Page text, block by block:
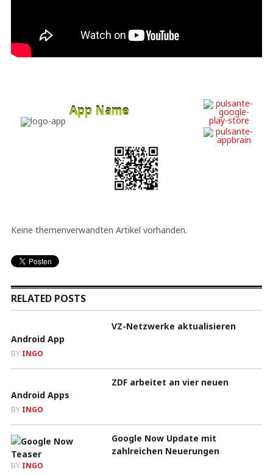
App Name
Keine themenverwandten Artikel vorhanden.
RELATED POSTS
VZ-Netzwerke aktualisieren
Android App
BY INGO
ZDF arbeitet an vier neuen
Android Apps
BY INGO
Google Now Update mit
zahlreichen Neuerungen
BY INGO